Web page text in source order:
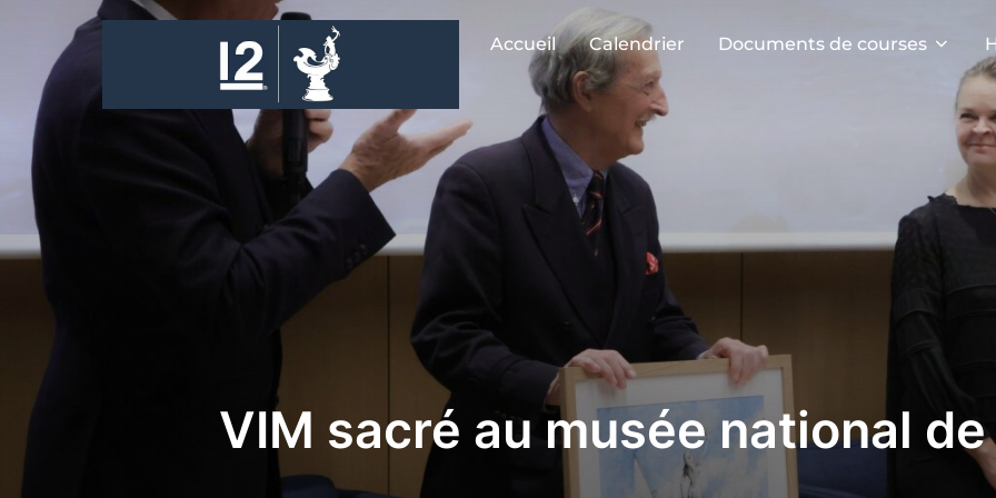
content
Accueil Calendrier Documents de courses
VIM sacré au musée national